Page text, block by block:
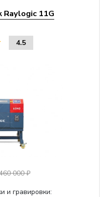
Raylogic 11G
4.5
000 ₽
и гравировки: